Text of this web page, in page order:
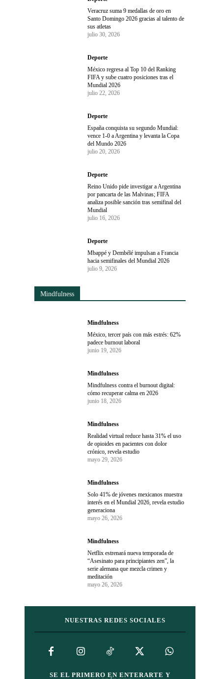
Veracruz suma 9 medallas de oro en
Santo Domingo 2026 gracias al talento de
sus atletas
julio 30, 2026
Deporte
México regresa al Top 10 del Ranking
FIFA y sube cuatro posiciones tras el
Mundial 2026
julio 22, 2026
Deporte
España conquista su segundo Mundial:
vence 1-0 a Argentina y levanta la Copa
del Mundo 2026
julio 20, 2026
Deporte
Reino Unido pide investigar a Argentina
por pancarta de las Malvinas; FIFA
analiza posible sanción tras semifinal del
Mundial
julio 16, 2026
Deporte
Mbappé y Dembélé impulsan a Francia
hacia semifinales del Mundial 2026
julio 9, 2026
Mindfulness
Mindfulness
México, tercer país con más estrés: 62%
padece burnout laboral
junio 19, 2026
Mindfulness
Mindfulness contra el burnout digital:
cómo recuperar calma en 2026
junio 18, 2026
Mindfulness
Realidad virtual reduce hasta 31% el uso
de opioides en pacientes con dolor
crónico, revela estudio
mayo 29, 2026
Mindfulness
Solo 41% de jóvenes mexicanos muestra
interés en el Mundial 2026, revela estudio
generaciona
mayo 26, 2026
Mindfulness
Netflix estrenará nueva temporada de
“Asesinato para principiantes zen”, la
serie alemana que mezcla crimen y
meditación
mayo 26, 2026
NUESTRAS REDES SOCIALES
SE EL PRIMERO EN ENTERARTE Y